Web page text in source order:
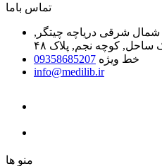
ﺗﻤﺎﺱ ﺑﺎﻣﺎ
شرقی دریاچه چیتگر,
کوچه نجم, پلاک ۴۸
خط ویژه 09358685207
info@medilib.ir
ﻣﻨﻮ ﻫﺎ